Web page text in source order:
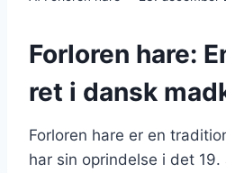
Forloren hare:
ret i dansk
Forloren hare er en
har sin oprindelse i det